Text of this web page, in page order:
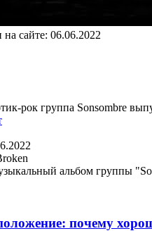
сайте: 06.06.2022
рок группа Sonsombre
альбом группы
почему